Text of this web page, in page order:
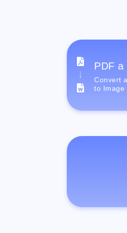
PDF a
Convert
to Image